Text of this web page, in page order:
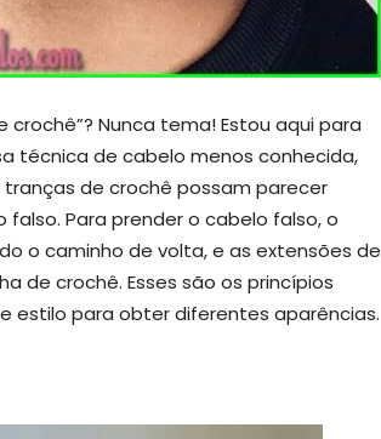
Nunca tema! Estou aqui para
técnica de cabelo menos conhecida,
de crochê possam parecer
Para prender o cabelo falso, o
o caminho de volta, e as extensões de
de crochê. Esses são os princípios
estilo para obter diferentes aparências.